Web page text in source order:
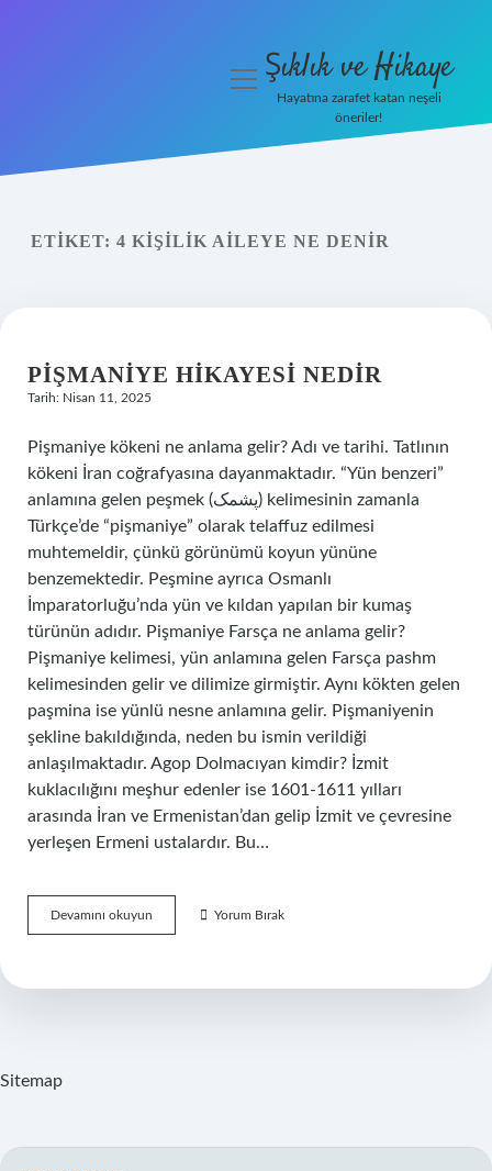
Olur
menüyüŞıklık ve Hikaye
Hayatına zarafet katan neşeli
öneriler!
ETIKET: 4 KIŞILIK AILEYE NE DENIR
PIŞMANIYE HIKAYESI NEDIR
Tarih: Nisan 11, 2025
Pişmaniye kökeni ne anlama gelir? Adı ve tarihi. Tatlının
kökeni İran coğrafyasına dayanmaktadır. “Yün benzeri”
anlamına gelen peşmek (پشمک) kelimesinin zamanla
Türkçe’de “pişmaniye” olarak telaffuz edilmesi
muhtemeldir, çünkü görünümü koyun yününe
benzemektedir. Peşmine ayrıca Osmanlı
İmparatorluğu’nda yün ve kıldan yapılan bir kumaş
türünün adıdır. Pişmaniye Farsça ne anlama gelir?
Pişmaniye kelimesi, yün anlamına gelen Farsça pashm
kelimesinden gelir ve dilimize girmiştir. Aynı kökten gelen
paşmina ise yünlü nesne anlamına gelir. Pişmaniyenin
şekline bakıldığında, neden bu ismin verildiği
anlaşılmaktadır. Agop Dolmacıyan kimdir? İzmit
kuklacılığını meşhur edenler ise 1601-1611 yılları
arasında İran ve Ermenistan’dan gelip İzmit ve çevresine
yerleşen Ermeni ustalardır. Bu…
Devamını okuyun Pişmaniye
Hikayesi
Yorum Bırak
Sitemap